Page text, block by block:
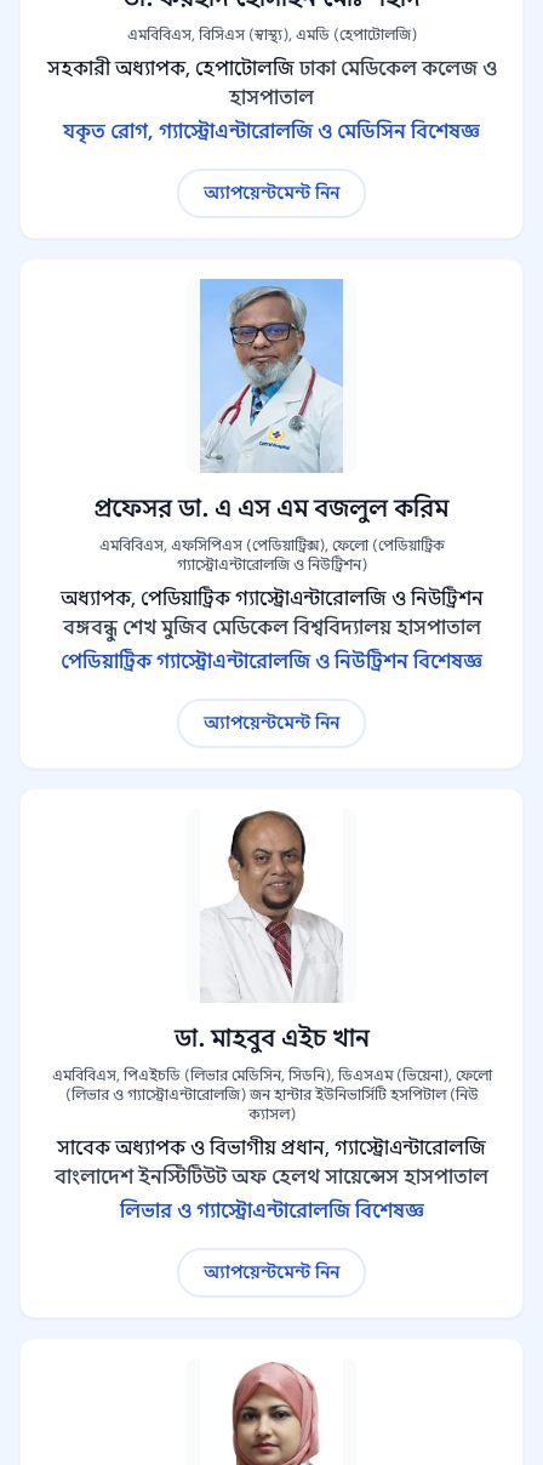
এমবিবিএস, বিসিএস (স্বাস্থ্য), এমডি (হেপাটোলজি)
সহকারী অধ্যাপক, হেপাটোলজি ঢাকা মেডিকেল কলেজ ও
হাসপাতাল
যকৃত রোগ, গ্যাস্ট্রোএন্টারোলজি ও মেডিসিন বিশেষজ্ঞ
অ্যাপয়েন্টমেন্ট নিন
প্রফেসর ডা. এ এস এম বজলুল করিম
এমবিবিএস, এফসিপিএস (পেডিয়াট্রিক্স), ফেলো (পেডিয়াট্রিক
গ্যাস্ট্রোএন্টারোলজি ও নিউট্রিশন)
অধ্যাপক, পেডিয়াট্রিক গ্যাস্ট্রোএন্টারোলজি ও নিউট্রিশন
বঙ্গবন্ধু শেখ মুজিব মেডিকেল বিশ্ববিদ্যালয় হাসপাতাল
পেডিয়াট্রিক গ্যাস্ট্রোএন্টারোলজি ও নিউট্রিশন বিশেষজ্ঞ
অ্যাপয়েন্টমেন্ট নিন
ডা. মাহবুব এইচ খান
এমবিবিএস, পিএইচডি (লিভার মেডিসিন, সিডনি), ডিএসএম (ভিয়েনা), ফেলো
(লিভার ও গ্যাস্ট্রোএন্টারোলজি) জন হান্টার ইউনিভার্সিটি হসপিটাল (নিউ
ক্যাসল)
সাবেক অধ্যাপক ও বিভাগীয় প্রধান, গ্যাস্ট্রোএন্টারোলজি
বাংলাদেশ ইনস্টিটিউট অফ হেলথ সায়েন্সেস হাসপাতাল
লিভার ও গ্যাস্ট্রোএন্টারোলজি বিশেষজ্ঞ
অ্যাপয়েন্টমেন্ট নিন